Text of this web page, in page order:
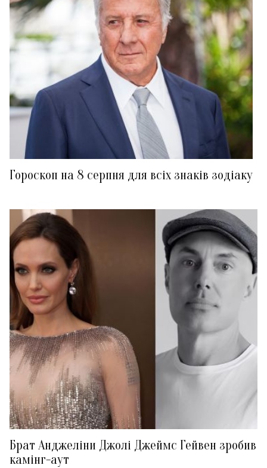
Гороскоп на 8 серпня для всіх знаків зодіаку
Брат Анджеліни Джолі Джеймс Гейвен зробив
камінг-аут